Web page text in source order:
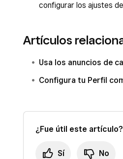
configurar los ajustes
Artículos
Usa los anuncios de
Configura tu Perfil
¿Fue útil este artículo?
Sí No